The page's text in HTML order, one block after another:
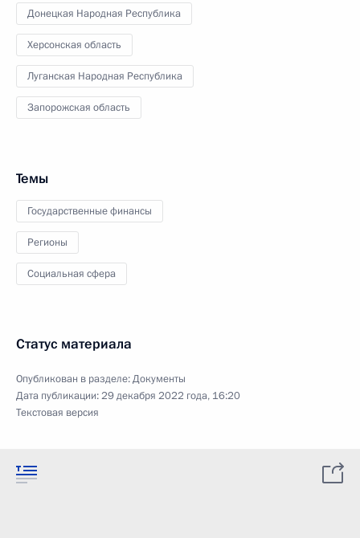
Донецкая Народная Республика
Херсонская область
Луганская Народная Республика
Запорожская область
Темы
Государственные финансы
Регионы
Социальная сфера
Статус материала
Опубликован в разделе:Документы
Дата публикации:29 декабря 2022 года, 16:20
Текстовая версия